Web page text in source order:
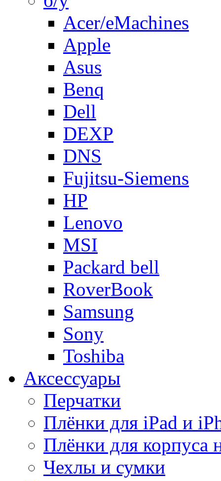
Acer/eMachines
Apple
Asus
Benq
Dell
DEXP
DNS
Fujitsu-Siemens
HP
Lenovo
MSI
Packard bell
RoverBook
Samsung
Sony
Toshiba
Аксессуары
Перчатки
Плёнки для iPad и
Плёнки для корпуса
Чехлы и сумки